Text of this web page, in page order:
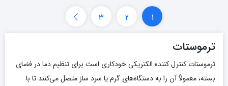
1
2
3
ترموستات
ترموستات کنترل کننده الکتریکی خودکاری است برای تنظیم دما در فضای
بسته، معمولاً آن را به دستگاه‌های گرم یا سرد ساز متصل می‌کنند تا با